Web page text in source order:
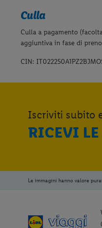
Culla
Culla a pagamento
aggiuntiva in fase di
CIN:
Iscriviti subito
RICEVI LE
Le immagini hanno valore